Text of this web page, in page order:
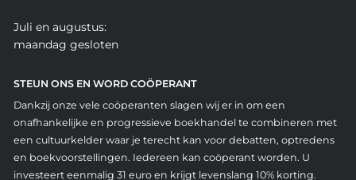
Juli en augustus:
maandag gesloten
STEUN ONS EN WORD COÖPERANT
Dankzij onze vele coöperanten slagen wij er in om een
onafhankelijke en progressieve boekhandel te combineren met
een cultuurkelder waar je terecht kan voor debatten, optredens
en boekvoorstellingen. Iedereen kan coöperant worden. U
investeert eenmalig 31 euro en krijgt levenslang 10% korting.